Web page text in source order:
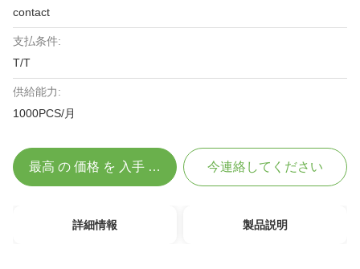
contact
支払条件:
T/T
供給能力:
1000PCS/月
最高 の 価格 を 入手 する 今連絡してください
詳細情報 製品説明